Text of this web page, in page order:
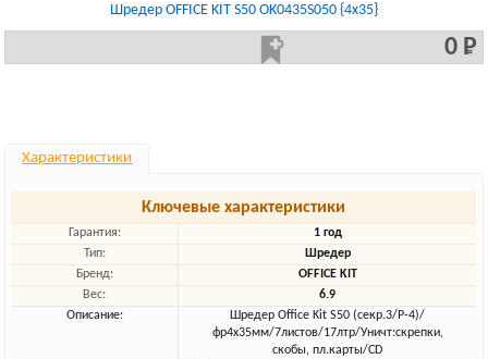
Шредер OFFICE KIT S50 OK0435S050 {4x35}
0 Р
Характеристики
Ключевые характеристики
Гарантия:
1 год
Тип:
Шредер
Бренд:
OFFICE KIT
Вес:
6.9
Описание:
Шредер Office Kit S50 (секр.3/P-4)/
фр4х35мм/7листов/17лтр/Уничт:скрепки,
скобы, пл.карты/CD